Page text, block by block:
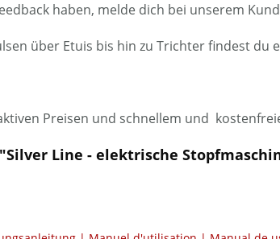
haben, melde dich bei unserem
über Etuis bis hin zu Trichter findest du
Preisen und schnellem und
Line - elektrische